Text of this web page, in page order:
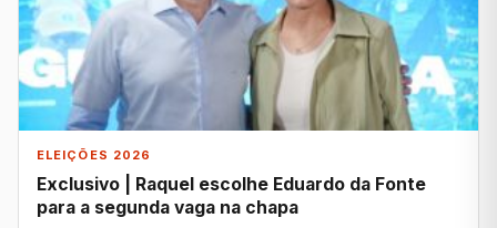
ELEIÇÕES 2026
Exclusivo | Raquel escolhe Eduardo da Fonte
para a segunda vaga na chapa